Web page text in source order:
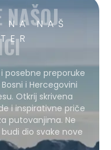
NA NAŠ
posebne preporuke
i Hercegovini
Otkrij skrivena
i inspirativne priče
putovanjima. Ne
dio svake nove